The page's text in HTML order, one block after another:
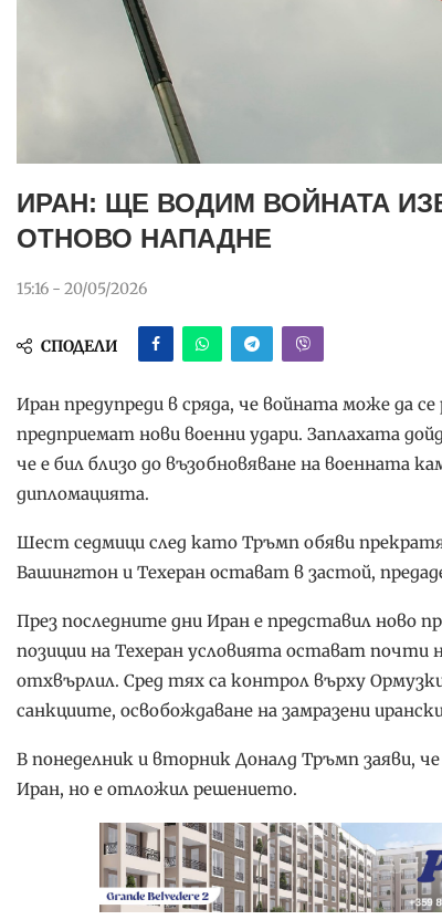
ИРАН: ЩЕ ВОДИМ ВОЙНАТА
ОТНОВО НАПАДНЕ
15:16 - 20/05/2026
СПОДЕЛИ
Иран предупреди в сряда, че войната може да
предприемат нови военни удари. Заплахата
че е бил близо до възобновяване на военната
дипломацията.
Шест седмици след като Тръмп обяви
Вашингтон и Техеран остават в застой,
През последните дни Иран е представил ново
позиции на Техеран условията остават
отхвърлил. Сред тях са контрол върху
санкциите, освобождаване на замразени
В понеделник и вторник Доналд Тръмп заяви,
Иран, но е отложил решението.